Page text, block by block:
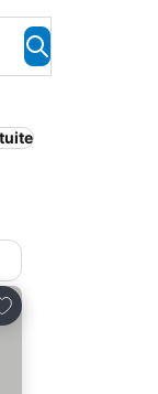
à mes favoris